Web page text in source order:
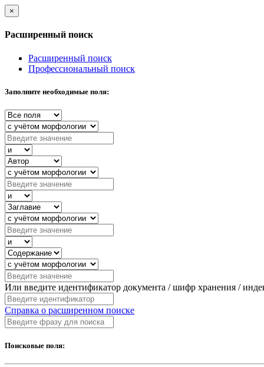
×
Расширенный поиск
Расширенный поиск
Профессиональный поиск
Заполните необходимые поля:
Или введите идентификатор документа / шифр хранения /
Справка о расширенном поиске
Поисковые поля: